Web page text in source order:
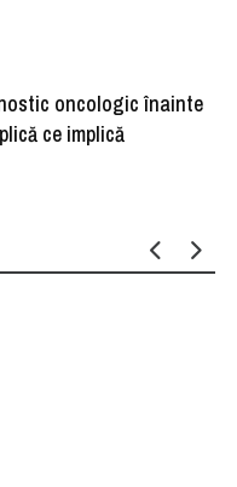
oncologic înainte
ce implică